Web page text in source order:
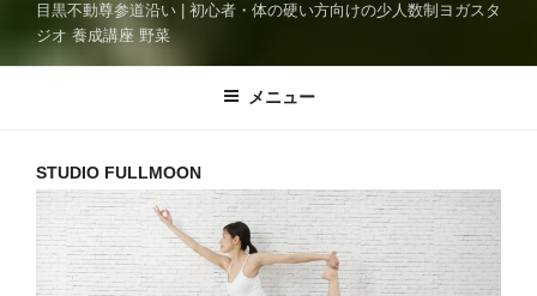
目黒不動尊参道沿い | 初心者・体の硬い方向けの少人数制ヨガスタ
ジオ 養成講座 野菜
メニュー
STUDIO FULLMOON